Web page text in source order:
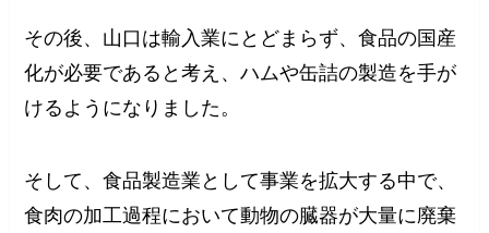
その後、山口は輸入業にとどまらず、食品の国産
化が必要であると考え、ハムや缶詰の製造を手が
けるようになりました。
そして、食品製造業として事業を拡大する中で、
食肉の加工過程において動物の臓器が大量に廃棄